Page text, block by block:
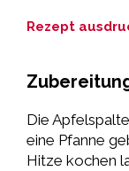
Rezept
Die
eine Pfanne
Hitze kochen